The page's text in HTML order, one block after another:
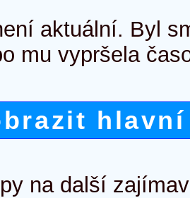
aktuální. Byl
mu vypršela
na další